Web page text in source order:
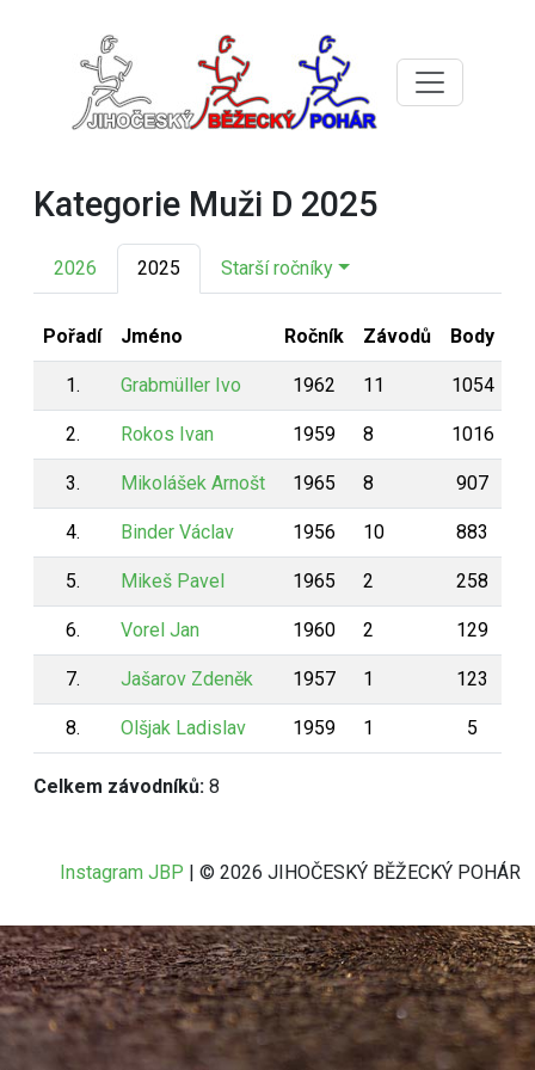
Kategorie Muži D 2025
2026 2025 Starší ročníky
Pořadí Jméno Ročník Závodů Body
1. Grabmüller Ivo 1962 11 1054
2. Rokos Ivan 1959 8 1016
3. Mikolášek Arnošt 1965 8 907
4. Binder Václav 1956 10 883
5. Mikeš Pavel 1965 2 258
6. Vorel Jan 1960 2 129
7. Jašarov Zdeněk 1957 1 123
8. Olšjak Ladislav 1959 1 5
Celkem závodníků: 8
Instagram JBP | © 2026 JIHOČESKÝ BĚŽECKÝ POHÁR